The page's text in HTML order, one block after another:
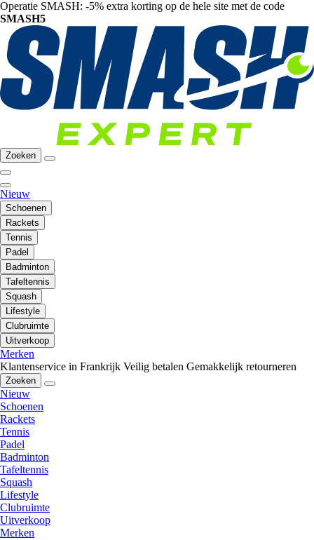
Operatie SMASH: -5% extra korting op de hele site met de code
SMASH5
Zoeken
Nieuw
Schoenen
Rackets
Tennis
Padel
Badminton
Tafeltennis
Squash
Lifestyle
Clubruimte
Uitverkoop
Merken
Klantenservice in Frankrijk Veilig betalen Gemakkelijk retourneren
Zoeken
Nieuw
Schoenen
Rackets
Tennis
Padel
Badminton
Tafeltennis
Squash
Lifestyle
Clubruimte
Uitverkoop
Merken